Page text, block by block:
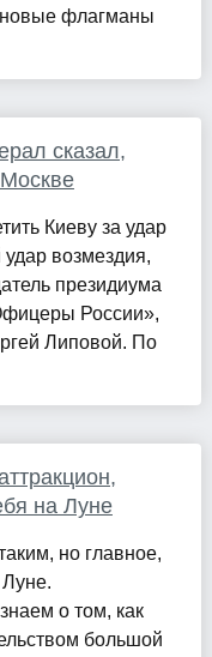
новые флагманы
сказал,
Киеву за удар
возмездия,
президиума
России»,
Липовой. По
на Луне
но главное,
Луне.
о том, как
большой